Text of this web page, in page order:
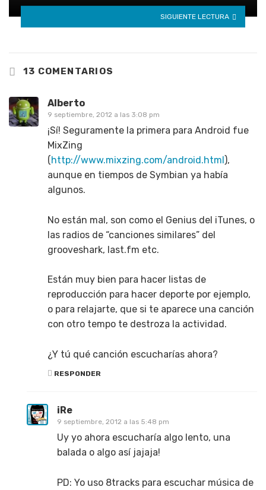
SIGUIENTE LECTURA
13 COMENTARIOS
Alberto
9 septiembre, 2012 a las 3:08 pm
¡Sí! Seguramente la primera para Android fue
MixZing
( http://www.mixzing.com/android.html ),
aunque en tiempos de Symbian ya había
algunos.
No están mal, son como el Genius del iTunes, o
las radios de “canciones similares” del
grooveshark, last.fm etc.
Están muy bien para hacer listas de
reproducción para hacer deporte por ejemplo,
o para relajarte, que si te aparece una canción
con otro tempo te destroza la actividad.
¿Y tú qué canción escucharías ahora?
RESPONDER
iRe
9 septiembre, 2012 a las 5:48 pm
Uy yo ahora escucharía algo lento, una
balada o algo así jajaja!
PD: Yo uso 8tracks para escuchar música de